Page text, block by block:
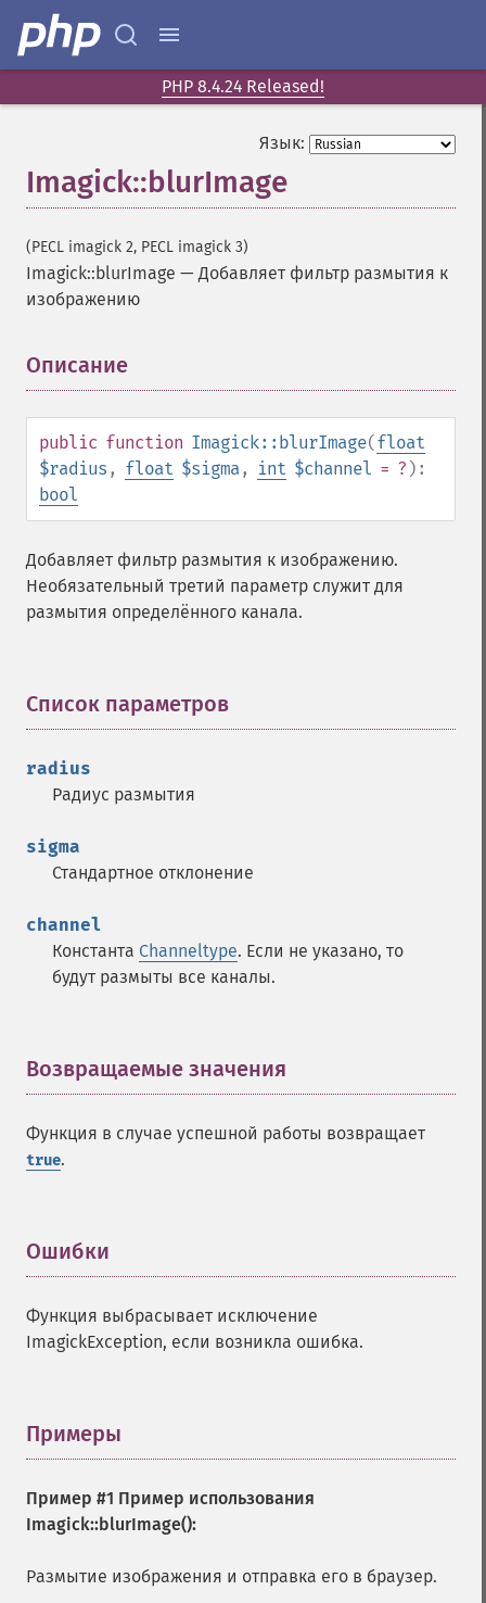
PHP 8.4.24 Released!
Язык:
Imagick::blurImage
(PECL imagick 2, PECL imagick 3)
Imagick::blurImage —Добавляет фильтр размытия к
изображению
Описание
public function Imagick::blurImage(float
$radius , float $sigma, int $channel = ? ):
bool
Добавляет фильтр размытия к изображению.
Необязательный третий параметр служит для
размытия определённого канала.
Список параметров
radius
Радиус размытия
sigma
Стандартное отклонение
channel
Константа Channeltype. Если не указано, то
будут размыты все каналы.
Возвращаемые значения
Функция в случае успешной работы возвращает
true.
Ошибки
Функция выбрасывает исключение
ImagickException, если возникла ошибка.
Примеры
Пример #1 Пример использования
Imagick::blurImage():
Размытие изображения и отправка его в браузер.